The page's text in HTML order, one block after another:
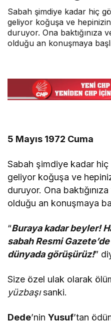
Sabah şimdiye kadar hiç
geliyor koğuşa ve
duruyor. Ona baktığınıza
olduğu an konuşmaya
5 Mayıs 1972 Cuma
Sabah şimdiye kadar
geliyor koğuşa ve
duruyor. Ona
olduğu an konuşmaya
“Buraya kadar beyler!
sabah Resmi
dünyada görüşürüz!”
Size özel ulak olarak
yüzbaşısanki.
Dede’ninYusuf’tan